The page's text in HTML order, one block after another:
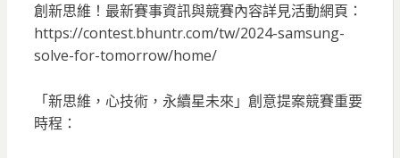
創新思維！最新賽事資訊與競賽內容詳見活動網頁：
https://contest.bhuntr.com/tw/2024-samsung-
solve-for-tomorrow/home/
「新思維，心技術，永續星未來」創意提案競賽重要
時程：